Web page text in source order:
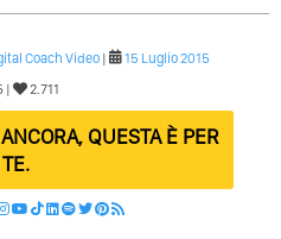
Coach Video |
15 Luglio 2015
|
2.711
QUESTA È PER
TE.